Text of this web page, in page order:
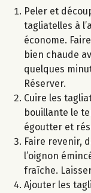
Peler et
tagliatelles à
économe.
bien chaude
quelques
Réserver.
Cuire les
bouillante le
égoutter et
Faire revenir,
l’oignon
fraîche.
Ajouter les